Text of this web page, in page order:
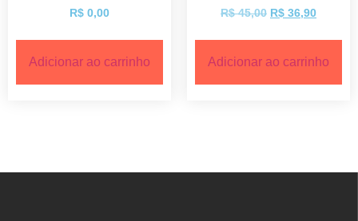
R$ 0,00
Adicionar ao carrinho
R$45,00 R$ 36,90
Adicionar ao carrinho